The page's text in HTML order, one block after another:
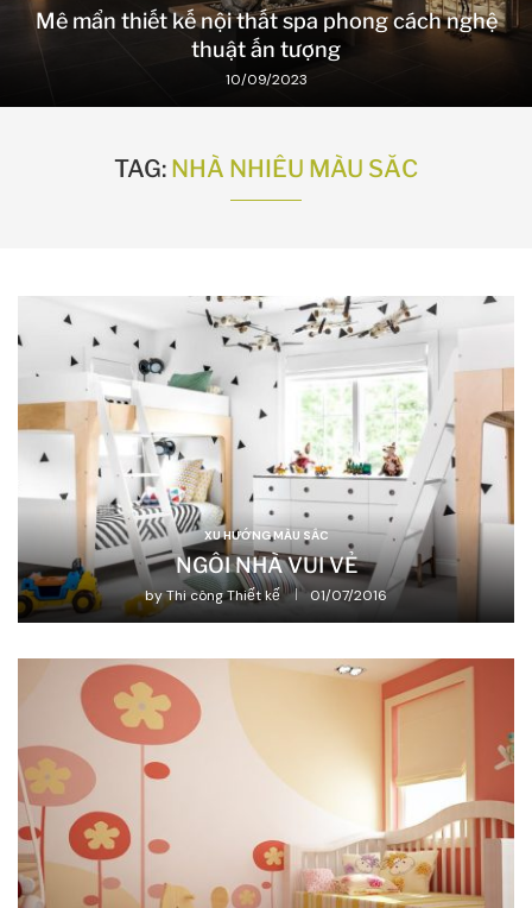
Mê mẩn thiết kế nội thất spa phong cách nghệ
thuật ấn tượng
10/09/2023
TAG: NHÀ NHIỀU MÀU SẮC
XU HƯỚNG MÀU SẮC
NGÔI NHÀ VUI VẺ
byThi công Thiết kế 01/07/2016